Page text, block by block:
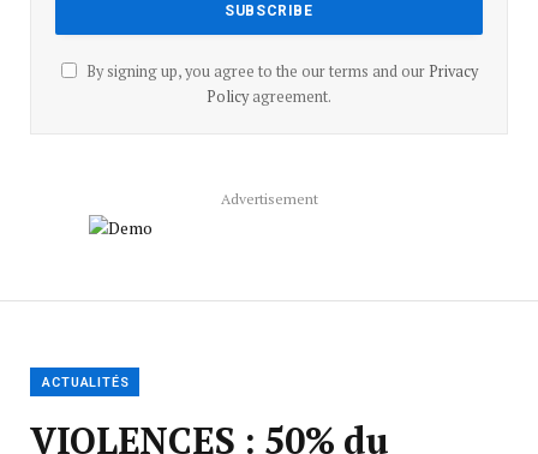
By signing up, you agree to the our terms and our Privacy
Policyagreement.
Advertisement
ACTUALITÉS
VIOLENCES : 50% du